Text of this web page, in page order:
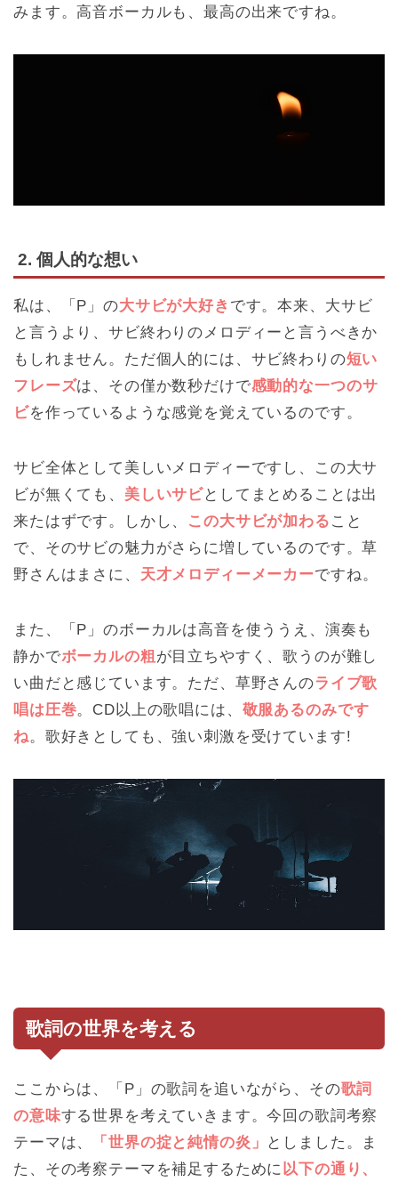
みます。高音ボーカルも、最高の出来ですね。
2. 個人的な想い
私は、「P」の大サビが大好き です。本来、大サビ
と言うより、サビ終わりのメロディーと言うべきか
もしれません。ただ個人的には、サビ終わりの短い
フレーズは、その僅か数秒だけで感動的な一つのサ
ビを作っているような感覚を覚えているのです。
サビ全体として美しいメロディーですし、この大サ
ビが無くても、 美しいサビとしてまとめることは出
来たはずです。しかし、 この大サビが加わる こと
で、そのサビの魅力がさらに増しているのです。草
野さんはまさに、 天才メロディーメーカーですね。
また、「P」のボーカルは高音を使ううえ、演奏も
静かでボーカルの粗 が目立ちやすく、歌うのが難し
い曲だと感じています。ただ、草野さんのライブ歌
唱は圧巻。CD以上の歌唱には、 敬服あるのみです
ね。歌好きとしても、強い刺激を受けています!
歌詞の世界を考える
ここからは、「P」の歌詞を追いながら、その歌詞
の意味する世界を考えていきます。今回の歌詞考察
テーマは、
「世界の掟と純情の炎」
としました。ま
た、その考察テーマを補足するために以下の通り、